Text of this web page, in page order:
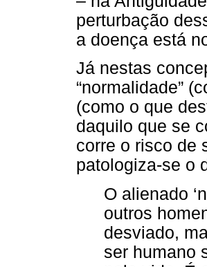
perturbação
a doença está
Já nestas
“normalidade”
(como o que
daquilo que se
corre o risco de
patologiza-se o
O alienado
outros
desviado,
ser humano